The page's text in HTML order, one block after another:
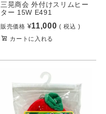
三晃商会 外付けスリムヒー
ター 15W E491
販売価格 ¥11,000
税込
カートに入れる